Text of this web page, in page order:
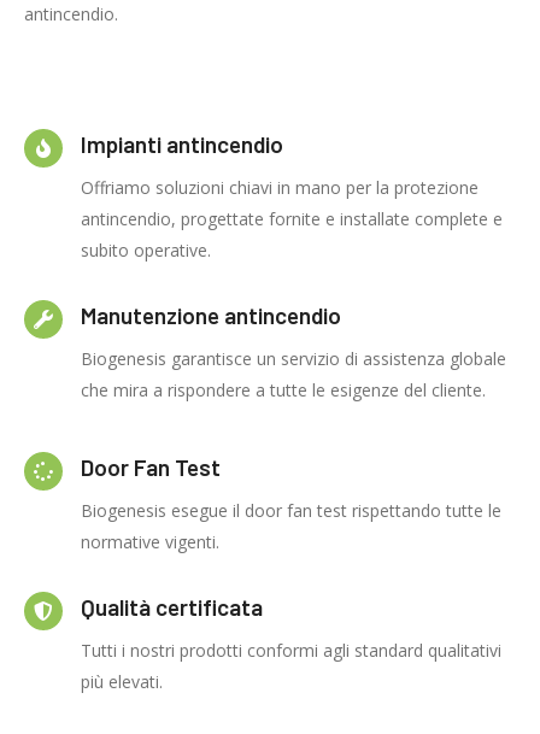
antincendio.
Impianti antincendio
Offriamo soluzioni chiavi in mano per la protezione
antincendio, progettate fornite e installate complete e
subito operative.
Manutenzione antincendio
Biogenesis garantisce un servizio di assistenza globale
che mira a rispondere a tutte le esigenze del cliente.
Door Fan Test
Biogenesis esegue il door fan test rispettando tutte le
normative vigenti.
Qualità certificata
Tutti i nostri prodotti conformi agli standard qualitativi
più elevati.